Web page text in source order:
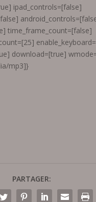
ipad_controls=[false]
time_frame_count=[false]
download=[true]
mp3]}
PARTAGER: